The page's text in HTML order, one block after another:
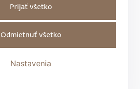
prístupnosti
Prijať všetko
Odmietnuť všetko
Nastavenia